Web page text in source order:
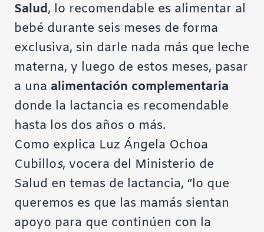
Salud, lo recomendable es alimentar al
bebé durante seis meses de forma
exclusiva, sin darle nada más que leche
materna, y luego de estos meses, pasar
a una alimentación complementaria
donde la lactancia es recomendable
hasta los dos años o más.
Como explica Luz Ángela Ochoa
Cubillos, vocera del Ministerio de
Salud en temas de lactancia, “lo que
queremos es que las mamás sientan
apoyo para que continúen con la